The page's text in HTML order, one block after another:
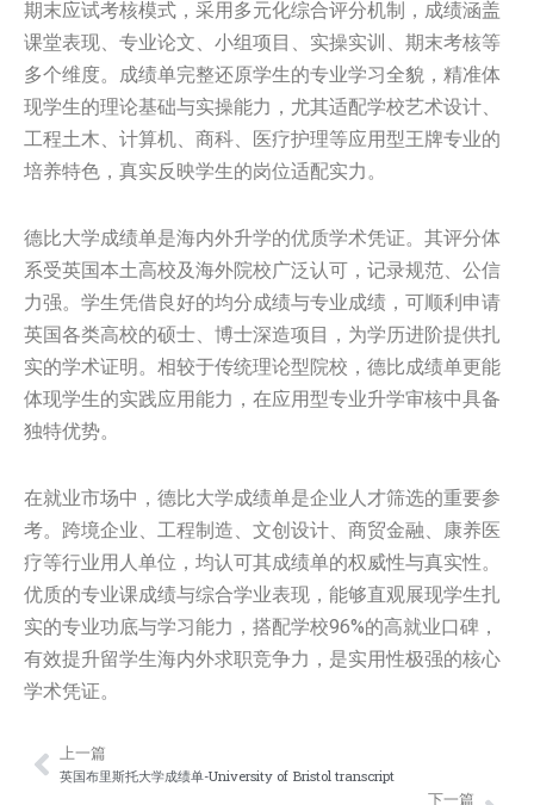
期末应试考核模式，采用多元化综合评分机制，成绩涵盖
课堂表现、专业论文、小组项目、实操实训、期末考核等
多个维度。成绩单完整还原学生的专业学习全貌，精准体
现学生的理论基础与实操能力，尤其适配学校艺术设计、
工程土木、计算机、商科、医疗护理等应用型王牌专业的
培养特色，真实反映学生的岗位适配实力。
德比大学成绩单是海内外升学的优质学术凭证。其评分体
系受英国本土高校及海外院校广泛认可，记录规范、公信
力强。学生凭借良好的均分成绩与专业成绩，可顺利申请
英国各类高校的硕士、博士深造项目，为学历进阶提供扎
实的学术证明。相较于传统理论型院校，德比成绩单更能
体现学生的实践应用能力，在应用型专业升学审核中具备
独特优势。
在就业市场中，德比大学成绩单是企业人才筛选的重要参
考。跨境企业、工程制造、文创设计、商贸金融、康养医
疗等行业用人单位，均认可其成绩单的权威性与真实性。
优质的专业课成绩与综合学业表现，能够直观展现学生扎
实的专业功底与学习能力，搭配学校96%的高就业口碑，
有效提升留学生海内外求职竞争力，是实用性极强的核心
学术凭证。
Prev
上一篇
英国布里斯托大学成绩单-University of Bristol transcript
下一篇